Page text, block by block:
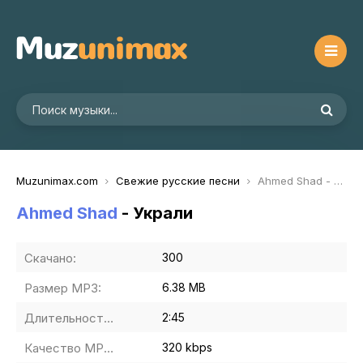
Muzunimax.com Свежие русские песни Ahmed Shad - Украли
Ahmed Shad - Украли
Скачано: 300
Размер MP3: 6.38 MB
Длительность MP3: 2:45
Качество MP3: 320 kbps